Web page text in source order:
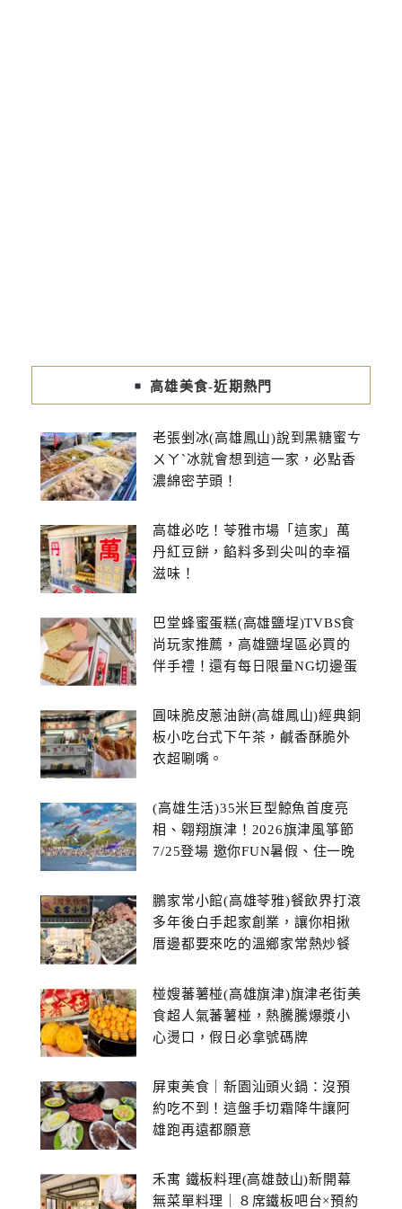
高雄美食-近期熱門
老張剉冰(高雄鳳山)說到黑糖蜜ㄘ
ㄨㄚˋ冰就會想到這一家，必點香
濃綿密芋頭！
高雄必吃！苓雅市場「這家」萬
丹紅豆餅，餡料多到尖叫的幸福
滋味！
巴堂蜂蜜蛋糕(高雄鹽埕)TVBS食
尚玩家推薦，高雄鹽埕區必買的
伴手禮！還有每日限量NG切邊蛋
圓味脆皮蔥油餅(高雄鳳山)經典銅
板小吃台式下午茶，鹹香酥脆外
衣超唰嘴。
(高雄生活)35米巨型鯨魚首度亮
相、翱翔旗津！2026旗津風箏節
7/25登場 邀你FUN暑假、住一晚
鵬家常小館(高雄苓雅)餐飲界打滾
多年後白手起家創業，讓你相揪
厝邊都要來吃的溫鄉家常熱炒餐
椪嫂蕃薯椪(高雄旗津)旗津老街美
食超人氣蕃薯椪，熱騰騰爆漿小
心燙口，假日必拿號碼牌
屏東美食｜新園汕頭火鍋：沒預
約吃不到！這盤手切霜降牛讓阿
雄跑再遠都願意
禾寓 鐵板料理(高雄鼓山)新開幕
無菜單料理｜８席鐵板吧台×預約